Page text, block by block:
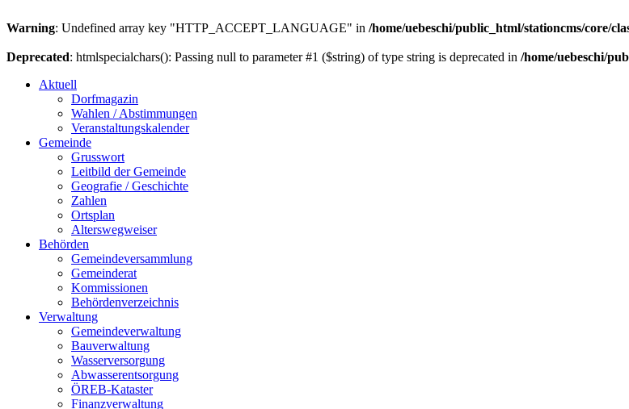
Warning: Undefined array key "HTTP_ACCEPT_LANGUAGE" in /home/uebeschi/public_html/stationcms/core/
Deprecated: htmlspecialchars(): Passing null to parameter #1 ($string) of type string is deprecated in /home/uebeschi/
Aktuell
Dorfmagazin
Wahlen / Abstimmungen
Veranstaltungskalender
Gemeinde
Grusswort
Leitbild der Gemeinde
Geografie / Geschichte
Zahlen
Ortsplan
Alterswegweiser
Behörden
Gemeindeversammlung
Gemeinderat
Kommissionen
Behördenverzeichnis
Verwaltung
Gemeindeverwaltung
Bauverwaltung
Wasserversorgung
Abwasserentsorgung
ÖREB-Kataster
Finanzverwaltung